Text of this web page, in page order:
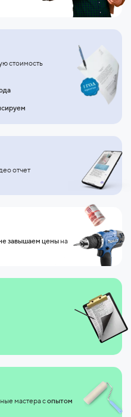
стоимость
отчет
завышаем цены на
мастера сопытом